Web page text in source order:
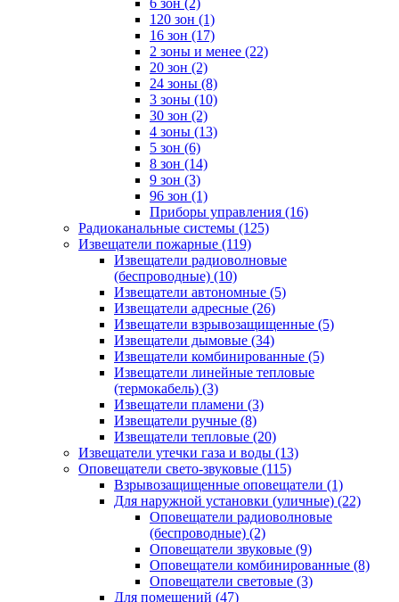
6 зон (2)
120 зон (1)
16 зон (17)
2 зоны и менее (22)
20 зон (2)
24 зоны (8)
3 зоны (10)
30 зон (2)
4 зоны (13)
5 зон (6)
8 зон (14)
9 зон (3)
96 зон (1)
Приборы управления (16)
Радиоканальные системы (125)
Извещатели пожарные (119)
Извещатели радиоволновые
(беспроводные) (10)
Извещатели автономные (5)
Извещатели адресные (26)
Извещатели взрывозащищенные (5)
Извещатели дымовые (34)
Извещатели комбинированные (5)
Извещатели линейные тепловые
(термокабель) (3)
Извещатели пламени (3)
Извещатели ручные (8)
Извещатели тепловые (20)
Извещатели утечки газа и воды (13)
Оповещатели свето-звуковые (115)
Взрывозащищенные оповещатели (1)
Для наружной установки (уличные) (22)
Оповещатели радиоволновые
(беспроводные) (2)
Оповещатели звуковые (9)
Оповещатели комбинированные (8)
Оповещатели световые (3)
Для помещений (47)